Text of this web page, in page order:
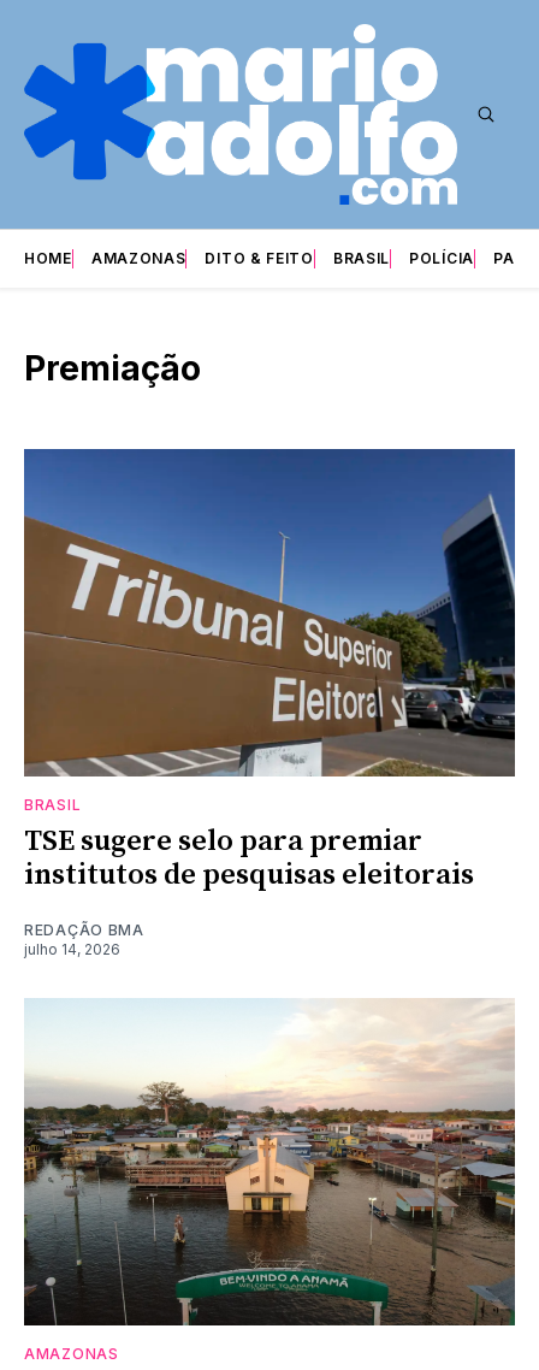
HOME AMAZONAS DITO & FEITO BRASIL POLÍCIA
Premiação
BRASIL
TSE sugere selo para premiar
institutos de pesquisas eleitorais
REDAÇÃO BMA
julho 14, 2026
AMAZONAS